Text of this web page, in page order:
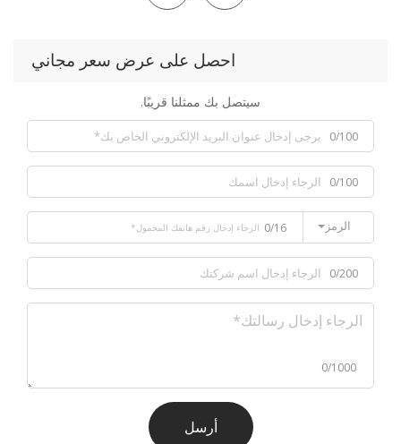
احصل على عرض سعر مجاني
سيتصل بك ممثلنا قريبًا.
0/16
أرسل